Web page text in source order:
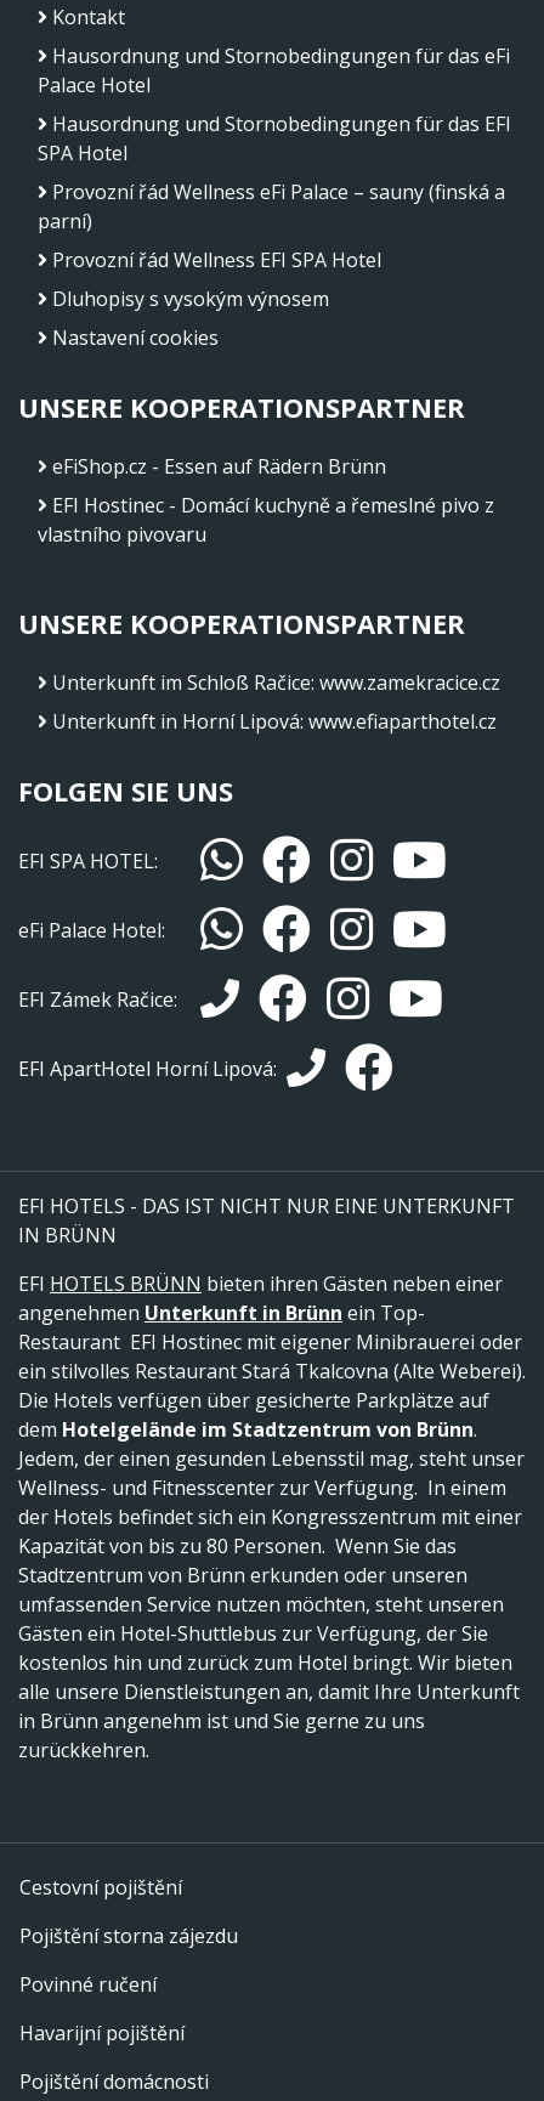
Kontakt
Hausordnung und Stornobedingungen für das eFi
Palace Hotel
Hausordnung und Stornobedingungen für das EFI
SPA Hotel
Provozní řád Wellness eFi Palace – sauny (finská a
parní)
Provozní řád Wellness EFI SPA Hotel
Dluhopisy s vysokým výnosem
Nastavení cookies
UNSERE KOOPERATIONSPARTNER
eFiShop.cz - Essen auf Rädern Brünn
EFI Hostinec - Domácí kuchyně a řemeslné pivo z
vlastního pivovaru
UNSERE KOOPERATIONSPARTNER
Unterkunft im Schloß Račice: www.zamekracice.cz
Unterkunft in Horní Lipová: www.efiaparthotel.cz
FOLGEN SIE UNS
EFI SPA HOTEL:
eFi Palace Hotel:
EFI Zámek Račice:
EFI ApartHotel Horní Lipová:
EFI HOTELS - DAS IST NICHT NUR EINE UNTERKUNFT
IN BRÜNN
EFI HOTELS BRÜNN bieten ihren Gästen neben einer
angenehmen Unterkunft in Brünn ein Top-
Restaurant EFI Hostinec mit eigener Minibrauerei oder
ein stilvolles Restaurant Stará Tkalcovna (Alte Weberei).
Die Hotels verfügen über gesicherte Parkplätze auf
dem Hotelgelände im Stadtzentrum von Brünn.
Jedem, der einen gesunden Lebensstil mag, steht unser
Wellness- und Fitnesscenter zur Verfügung. In einem
der Hotels befindet sich ein Kongresszentrum mit einer
Kapazität von bis zu 80 Personen. Wenn Sie das
Stadtzentrum von Brünn erkunden oder unseren
umfassenden Service nutzen möchten, steht unseren
Gästen ein Hotel-Shuttlebus zur Verfügung, der Sie
kostenlos hin und zurück zum Hotel bringt. Wir bieten
alle unsere Dienstleistungen an, damit Ihre Unterkunft
in Brünn angenehm ist und Sie gerne zu uns
zurückkehren.
Cestovní pojištění
Pojištění storna zájezdu
Povinné ručení
Havarijní pojištění
Pojištění domácnosti